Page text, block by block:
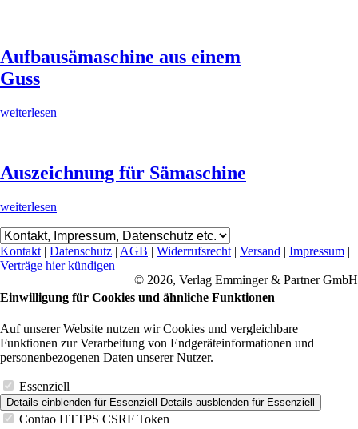
Aufbausämaschine aus einem
Guss
weiterlesen
Auszeichnung für Sämaschine
weiterlesen
Kontakt| Datenschutz | AGB | Widerrufsrecht| Versand | Impressum |
Verträge hier kündigen
© 2026, Verlag Emminger & Partner GmbH
Einwilligung für Cookies und ähnliche Funktionen
Auf unserer Website nutzen wir Cookies und vergleichbare
Funktionen zur Verarbeitung von Endgeräteinformationen und
personenbezogenen Daten unserer Nutzer.
Essenziell
Details einblenden für Essenziell Details ausblenden für Essenziell
Contao HTTPS CSRF Token